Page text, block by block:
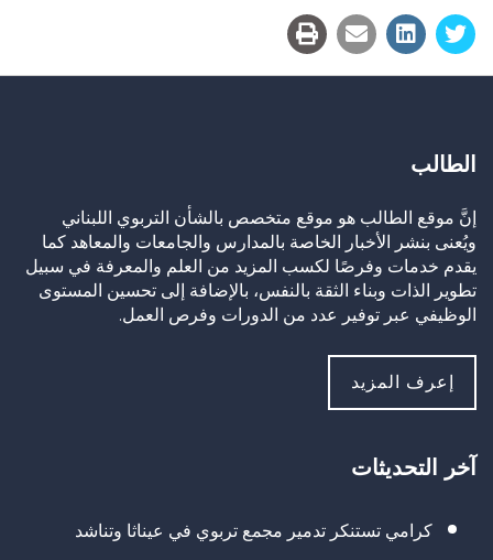
الطالب
إنَّ موقع الطالب هو موقع متخصص بالشأن التربوي اللبناني
ويُعنى بنشر الأخبار الخاصة بالمدارس والجامعات والمعاهد كما
يقدم خدمات وفرصًا لكسب المزيد من العلم والمعرفة في سبيل
تطوير الذات وبناء الثقة بالنفس، بالإضافة إلى تحسين المستوى
الوظيفي عبر توفير عدد من الدورات وفرص العمل.
إعرف المزيد
آخر التحديثات
كرامي تستنكر تدمير مجمع تربوي في عيناثا وتناشد